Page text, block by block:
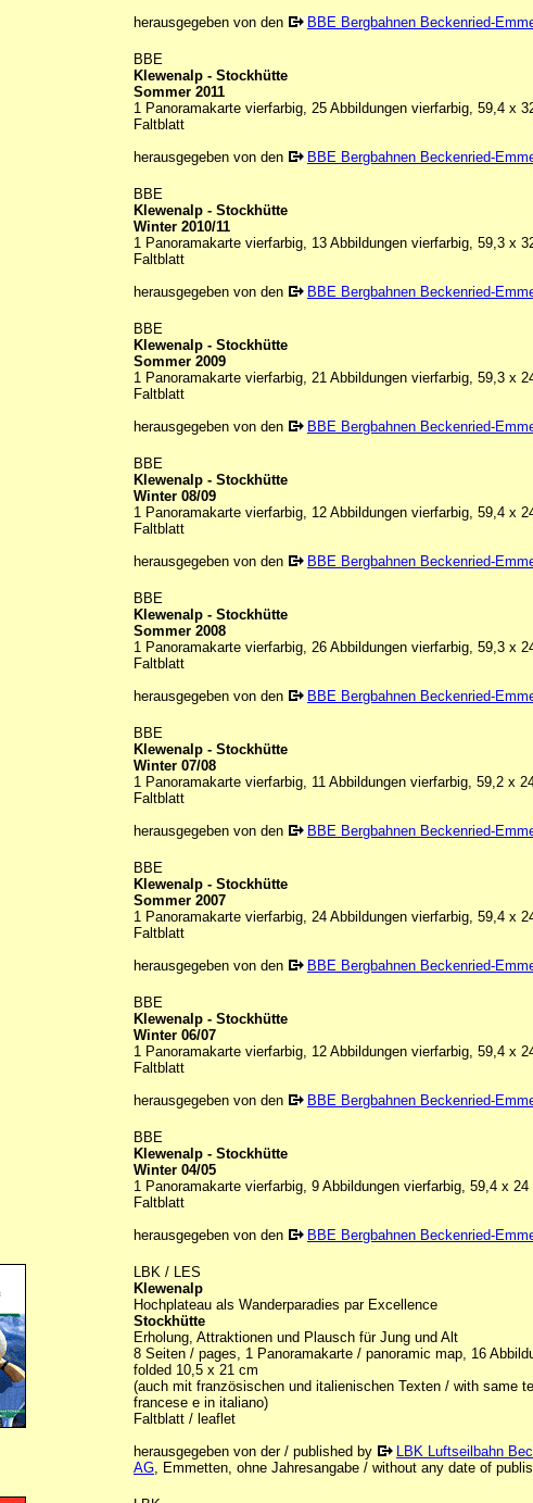
herausgegeben von den
BBE Bergbahnen Beckenried-
BBE
Klewenalp - Stockhütte
Sommer 2011
1 Panoramakarte vierfarbig, 25 Abbildungen vierfarbig, 59,4 x
Faltblatt
herausgegeben von den
BBE Bergbahnen Beckenried-
BBE
Klewenalp - Stockhütte
Winter 2010/11
1 Panoramakarte vierfarbig, 13 Abbildungen vierfarbig, 59,3 x
Faltblatt
herausgegeben von den
BBE Bergbahnen Beckenried-
BBE
Klewenalp - Stockhütte
Sommer 2009
1 Panoramakarte vierfarbig, 21 Abbildungen vierfarbig, 59,3 x
Faltblatt
herausgegeben von den
BBE Bergbahnen Beckenried-
BBE
Klewenalp - Stockhütte
Winter 08/09
1 Panoramakarte vierfarbig, 12 Abbildungen vierfarbig, 59,4 x
Faltblatt
herausgegeben von den
BBE Bergbahnen Beckenried-
BBE
Klewenalp - Stockhütte
Sommer 2008
1 Panoramakarte vierfarbig, 26 Abbildungen vierfarbig, 59,3 x
Faltblatt
herausgegeben von den
BBE Bergbahnen Beckenried-
BBE
Klewenalp - Stockhütte
Winter 07/08
1 Panoramakarte vierfarbig, 11 Abbildungen vierfarbig, 59,2 x
Faltblatt
herausgegeben von den
BBE Bergbahnen Beckenried-
BBE
Klewenalp - Stockhütte
Sommer 2007
1 Panoramakarte vierfarbig, 24 Abbildungen vierfarbig, 59,4 x
Faltblatt
herausgegeben von den
BBE Bergbahnen Beckenried-
BBE
Klewenalp - Stockhütte
Winter 06/07
1 Panoramakarte vierfarbig, 12 Abbildungen vierfarbig, 59,4 x
Faltblatt
herausgegeben von den
BBE Bergbahnen Beckenried-
BBE
Klewenalp - Stockhütte
Winter 04/05
1 Panoramakarte vierfarbig, 9 Abbildungen vierfarbig, 59,4 x
Faltblatt
herausgegeben von den
BBE Bergbahnen Beckenried-
LBK / LES
Klewenalp
Hochplateau als Wanderparadies par Excellence
Stockhütte
Erholung, Attraktionen und Plausch für Jung und Alt
8 Seiten / pages, 1 Panoramakarte / panoramic map, 16
folded 10,5 x 21 cm
(auch mit französischen und italienischen Texten / with same
francese e in italiano)
Faltblatt / leaflet
herausgegeben von der / published by
LBK Luftseilbahn
AG, Emmetten, ohne Jahresangabe / without any date of